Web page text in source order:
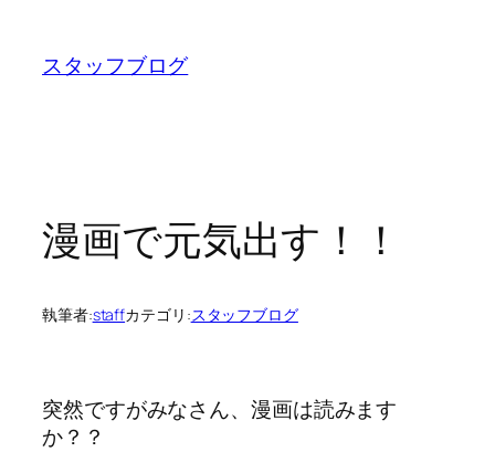
スタッフブログ
漫画で元気出す！！
執筆者:staffカテゴリ:スタッフブログ
突然ですがみなさん、漫画は読みます
か？？